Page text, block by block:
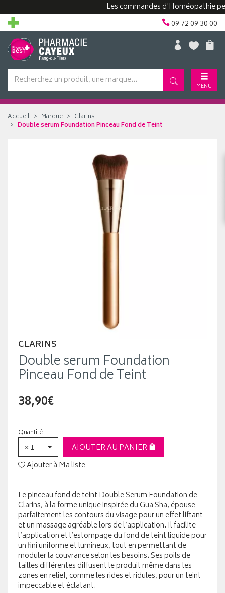
Les commandes d'Homéopathie
09 72 09 30 00
MENU
Accueil Marque
Clarins
Double serum Foundation Pinceau Fond de Teint
CLARINS
Double serum Foundation
Pinceau Fond de Teint
38,90€
Quantité
× 1
AJOUTER AU PANIER
Ajouter à Ma liste
Le pinceau fond de teint Double Serum Foundation de
Clarins, à la forme unique inspirée du Gua Sha, épouse
parfaitement les contours du visage pour un effet liftant
et un massage agréable lors de l’application. Il facilite
l’application et l’estompage du fond de teint liquide pour
un fini uniforme et lumineux, tout en permettant de
moduler la couvrance selon les besoins. Ses poils de
tailles différentes diffusent le produit même dans les
zones en relief, comme les rides et ridules, pour un teint
impeccable et éclatant.